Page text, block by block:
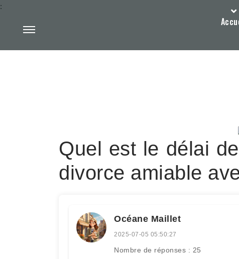
:
Quel est le délai
divorce amiable
Océane Maillet
2025-07-05 05:50:27
Nombre de réponses : 25